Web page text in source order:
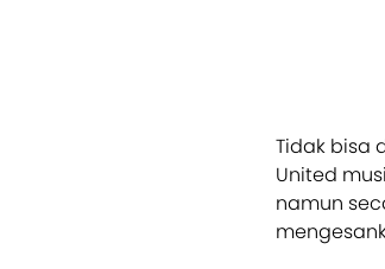
Tidak bisa
United
namun